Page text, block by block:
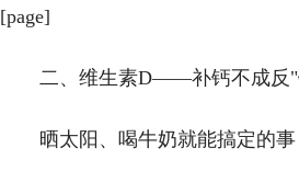
[page]
二、维生素D——补钙不成反
晒太阳、喝牛奶就能搞定的